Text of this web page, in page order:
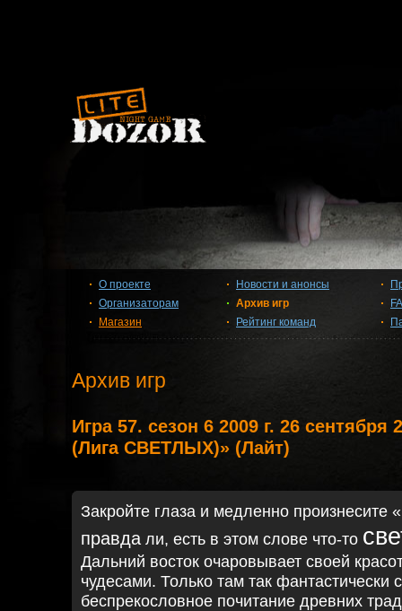
О проекте
Организаторам
Магазин
Новости и анонсы
Архив игр
Рейтинг команд
Архив игр
Игра 57. сезон 6 2009 г. 26
(Лига СВЕТЛЫХ)» (Лайт)
Закройте глаза и медленно произнесите
правда ли, есть в этом слове что-то
Дальний восток очаровывает своей
чудесами. Только там так фантастически
беспрекословное почитание древних